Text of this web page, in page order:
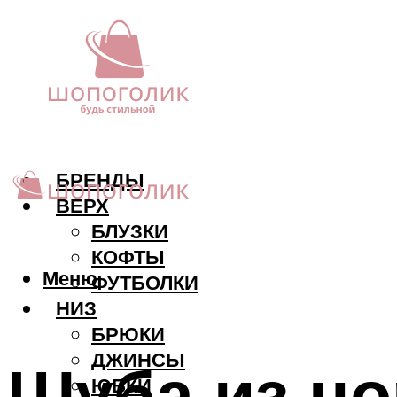
БРЕНДЫ
ВЕРХ
БЛУЗКИ
КОФТЫ
ФУТБОЛКИ
НИЗ
БРЮКИ
ДЖИНСЫ
ЮБКИ
Меню